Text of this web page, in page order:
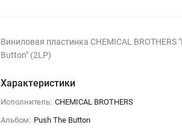
Виниловая пластинка CHEMICAL BROTHERS
Button" (2LP)
Характеристики
Исполнитель: CHEMICAL BROTHERS
Альбом: Push The Button